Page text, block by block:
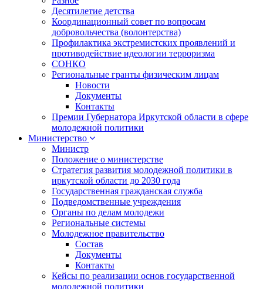
Десятилетие детства
Координационный совет по вопросам
добровольчества (волонтерства)
Профилактика экстремистских проявлений и
противодействие идеологии терроризма
СОНКО
Региональные гранты физическим лицам
Новости
Документы
Контакты
Премии Губернатора Иркутской области в сфере
молодежной политики
Министерство
Министр
Положение о министерстве
Стратегия развития молодежной политики в
иркутской области до 2030 года
Государственная гражданская служба
Подведомственные учреждения
Органы по делам молодежи
Региональные системы
Молодежное правительство
Состав
Документы
Контакты
Кейсы по реализации основ государственной
молодежной политики